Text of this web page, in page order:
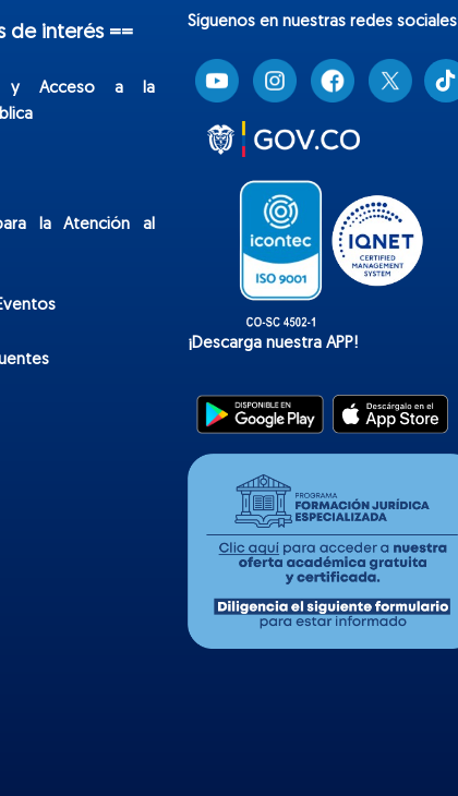
de interés ==
y Acceso a la
la Atención al
Síguenos en nuestras redes sociales
T
i
k
¡Descarga nuestra APP!